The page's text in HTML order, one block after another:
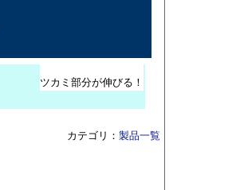
ツカミ部分が伸びる！
カテゴリ： 製品一覧